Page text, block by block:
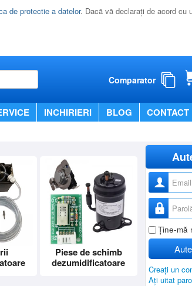
de protectie a datelor. Dacă vă declaraţi de acord cu
Comparator
INCHIRIERI BLOG CONTACT
Piese de schimb
dezumidificatoare
Nume
Parolă
Ţine-mă
Creaţi un
Aţi uitat